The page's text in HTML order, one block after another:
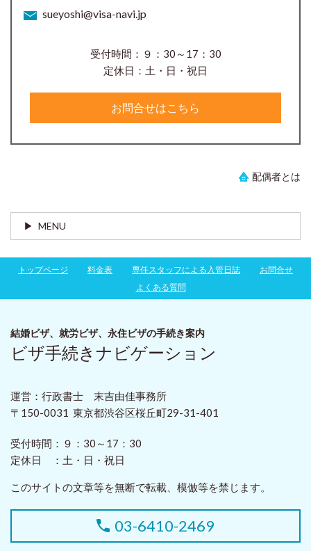
sueyoshi@visa-navi.jp
受付時間：９：30～17：30
定休日：土・日・祝日
お問合せはこちら
配偶者とは
MENU
トップページ 料金表 専任スタッフによる入管日誌
お問合せ
よくある質問
結婚ビザ、就労ビザ、永住ビザの手続き案内
ビザ手続きナビゲーション
運営：行政書士 末吉由佳事務所
〒150-0031 東京都渋谷区桜丘町29-31-401
受付時間： ９：30～17：30
定休日 ： 土・日・祝日
このサイトの文章等を無断で転載、模倣等を禁じます。
03-6410-2469